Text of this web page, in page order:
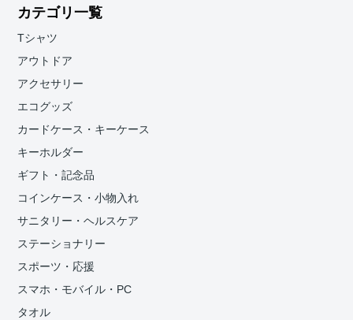
カテゴリ一覧
Tシャツ
アウトドア
アクセサリー
エコグッズ
カードケース・キーケース
キーホルダー
ギフト・記念品
コインケース・小物入れ
サニタリー・ヘルスケア
ステーショナリー
スポーツ・応援
スマホ・モバイル・PC
タオル